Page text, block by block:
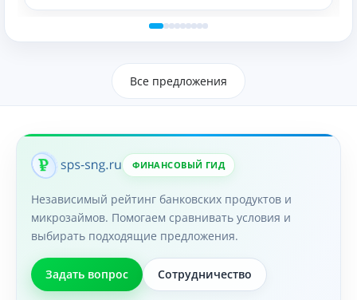
Все предложения
ФИНАНСОВЫЙ ГИД
Независимый рейтинг банковских продуктов и
микрозаймов. Помогаем сравнивать условия и
выбирать подходящие предложения.
Задать вопрос Сотрудничество